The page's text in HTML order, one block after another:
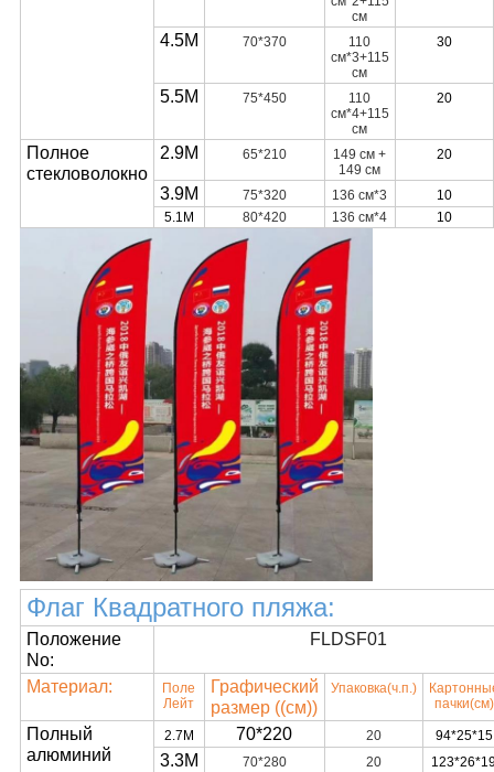
см
4.5M 70*370
110
см*3+115
см
30
5.5M 75*450
110
см*4+115
см
20
Полное
стекловолокно
2.9M 65*210
149 см +
149 см
20
3.9M 75*320 136 см*3
10
5.1M
80*420 136 см*4 10
Флаг Квадратного пляжа:
Положение
No:
FLDSF01
Материал:
Поле
Лейт
Графический
размер ((см))
Упаковка(ч.п.)
пачки(см)
Полный
алюминий
2.7M 70*220 20 94*25*15
3.3M 70*280 20